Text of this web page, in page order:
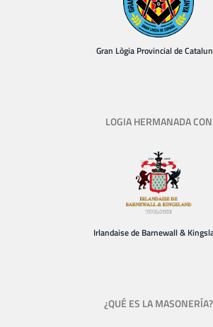
Gran Lògia Provincial de
LOGIA HERMANADA CON
Irlandaise de Barnewall &
¿QUÉ ES LA MASONERÍA?